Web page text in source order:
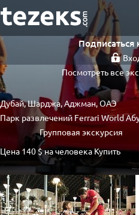
Подписаться
Посмотреть все
Дубай, Шарджа, Аджман, ОАЭ
Парк развлечений Ferrari World
Групповая экскурсия
Цена 140 $на человекаКупить